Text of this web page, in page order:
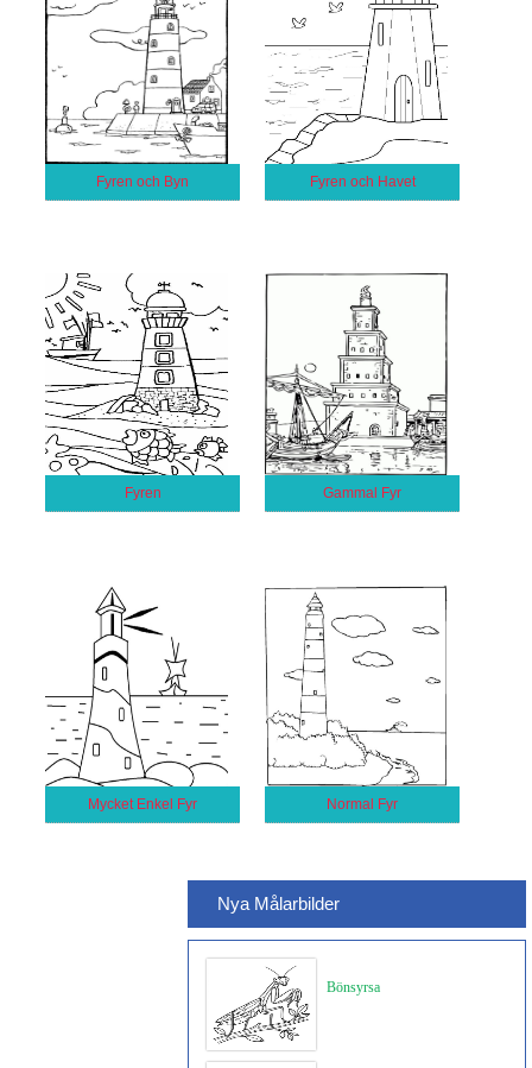
Fyren och Byn Fyren och Havet
Fyren Gammal Fyr
Mycket Enkel Fyr Normal Fyr
Nya Målarbilder
Bönsyrsa